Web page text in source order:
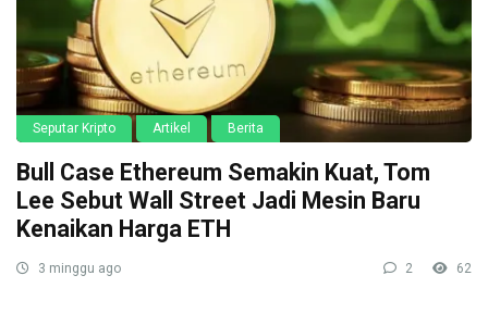
Seputar Kripto Artikel Berita
Bull Case Ethereum Semakin Kuat, Tom
Lee Sebut Wall Street Jadi Mesin Baru
Kenaikan Harga ETH
3 minggu ago 2 62